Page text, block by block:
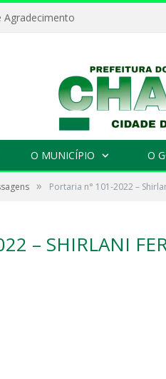
Agradecimento
O MUNICÍPIO O
» Portaria n° 101-2022 –
– SHIRLANI